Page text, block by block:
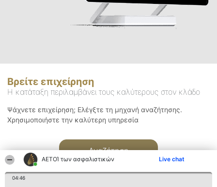
ΑΕΤΟΊ των ασφαλιστικών Live chat
04:46
Βρείτε επιχείρηση
Η κατάταξη περιλαμβάνει τους καλύτερους στον κλάδο
Ψάχνετε επιχείρηση; Ελέγξτε τη μηχανή αναζήτησης.
Χρησιμοποιήστε την καλύτερη υπηρεσία
Αναζήτηση